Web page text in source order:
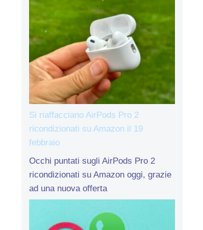
Si riaffacciano AirPods Pro 2
ricondizionati su Amazon il 19
febbraio
Occhi puntati sugli AirPods Pro 2
ricondizionati su Amazon oggi, grazie
ad una nuova offerta